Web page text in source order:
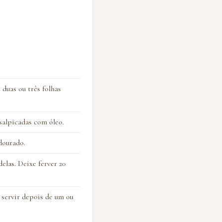
ou três folhas
com óleo.
Deixe ferver 20
depois de um ou